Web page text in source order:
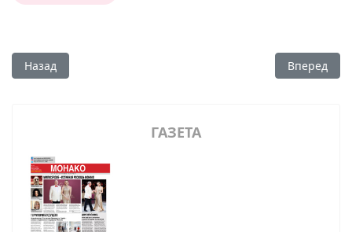
Предыдущий: Аукционные торги на Рождество
Назад Вперед
ГАЗЕТА